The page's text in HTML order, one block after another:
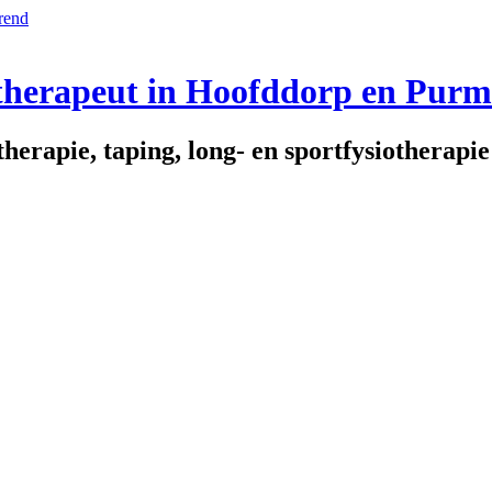
in Hoofddorp en
taping, long- en